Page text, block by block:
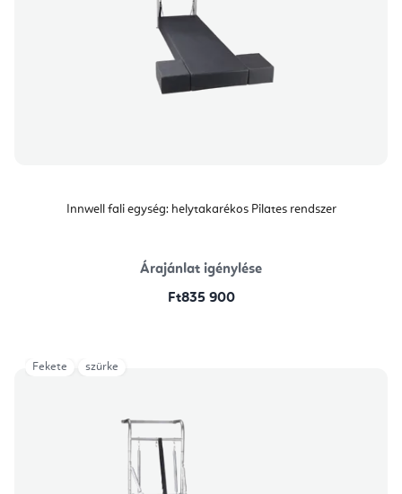
Innwell fali egység: helytakarékos Pilates rendszer
Árajánlat igénylése
Ft835 900
Fekete szürke